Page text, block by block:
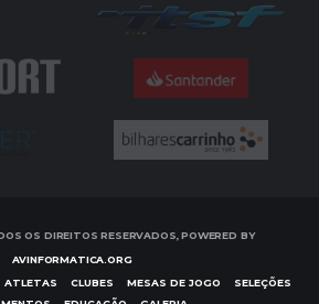
OS DIREITOS RESERVADOS, POWERED BY
AVINFORMATICA.ORG
ATLETAS CLUBES MESAS DE JOGO
SELEÇÕES